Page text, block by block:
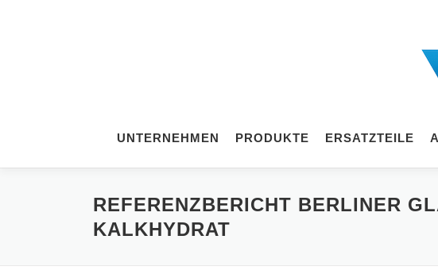
UNTERNEHMEN PRODUKTE ERSATZTEILE
REFERENZBERICHT BERLINER
KALKHYDRAT